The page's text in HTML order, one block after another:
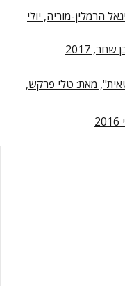
הרמלין-מוריה, יולי
2017
מאת: טלי פרקש,